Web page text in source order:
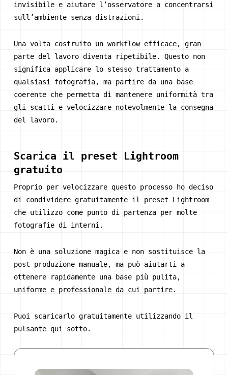
invisibile e aiutare l’osservatore a concentrarsi
sull’ambiente senza distrazioni.
Una volta costruito un workflow efficace, gran
parte del lavoro diventa ripetibile. Questo non
significa applicare lo stesso trattamento a
qualsiasi fotografia, ma partire da una base
coerente che permetta di mantenere uniformità tra
gli scatti e velocizzare notevolmente la consegna
del lavoro.
Scarica il preset Lightroom
gratuito
Proprio per velocizzare questo processo ho deciso
di condividere gratuitamente il preset Lightroom
che utilizzo come punto di partenza per molte
fotografie di interni.
Non è una soluzione magica e non sostituisce la
post produzione manuale, ma può aiutarti a
ottenere rapidamente una base più pulita,
uniforme e professionale da cui partire.
Puoi scaricarlo gratuitamente utilizzando il
pulsante qui sotto.